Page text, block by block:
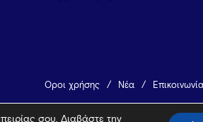
Όροι χρήσης Νέα Επικοινωνία
σου. Διαβάστε την